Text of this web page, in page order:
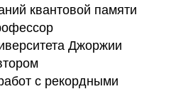
квантовой памяти
Джоржии
с рекордными